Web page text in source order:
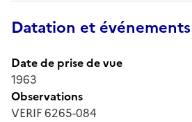
Datation et événements
Date de prise de vue
1963
Observations
VERIF 6265-084